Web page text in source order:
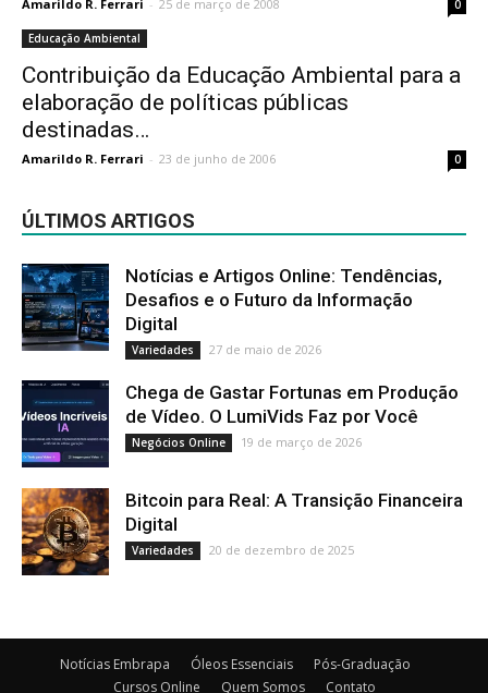
Amarildo R. Ferrari - 25 de março de 2008 0
Educação Ambiental
Contribuição da Educação Ambiental para a
elaboração de políticas públicas
destinadas…
Amarildo R. Ferrari - 23 de junho de 2006 0
ÚLTIMOS ARTIGOS
Notícias e Artigos Online: Tendências,
Desafios e o Futuro da Informação
Digital
Variedades 27 de maio de 2026
Chega de Gastar Fortunas em Produção
de Vídeo. O LumiVids Faz por Você
Negócios Online 19 de março de 2026
Bitcoin para Real: A Transição Financeira
Digital
Variedades 20 de dezembro de 2025
Notícias Embrapa Óleos Essenciais
Pós-Graduação
Cursos Online
Quem Somos Contato